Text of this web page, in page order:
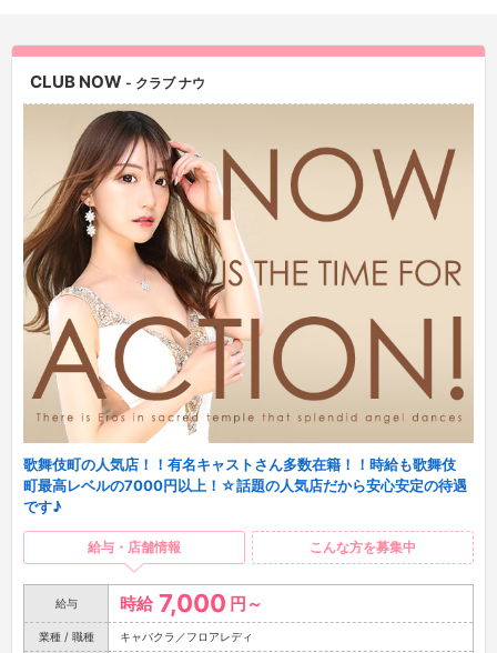
CLUB NOW - クラブ ナウ
歌舞伎町の人気店！！有名キャストさん多数在籍！！時給も歌舞伎
町最高レベルの7000円以上！☆話題の人気店だから安心安定の待遇
です♪
給与・店舗情報 こんな方を募集中
給与 時給 7,000 円～
業種 / 職種 キャバクラ／フロアレディ